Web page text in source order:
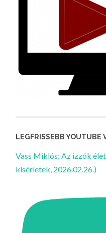
LEGFRISSEBB YOUTUBE
Vass Miklós: Az izzók
kísérletek, 2026.02.26.)